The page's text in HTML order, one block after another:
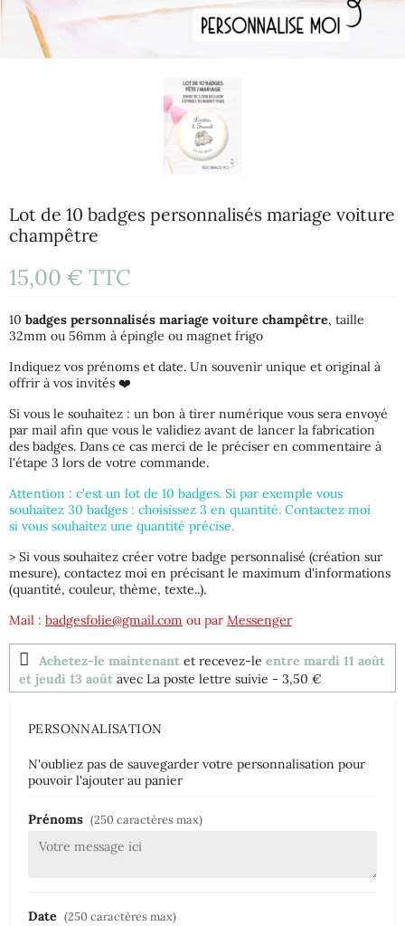
Lot de 10 badges personnalisés mariage voiture
champêtre
15,00 € TTC
10 badges personnalisés mariage voiture champêtre, taille
32mm ou 56mm à épingle ou magnet frigo
Indiquez vos prénoms et date. Un souvenir unique et original à
offrir à vos invités ❤️
Si vous le souhaitez : un bon à tirer numérique vous sera envoyé
par mail afin que vous le validiez avant de lancer la fabrication
des badges. Dans ce cas merci de le préciser en commentaire à
l'étape 3 lors de votre commande.
Attention : c'est un lot de 10 badges. Si par exemple vous
souhaitez 30 badges : choisissez 3 en quantité. Contactez moi
si vous souhaitez une quantité précise.
> Si vous souhaitez créer votre badge personnalisé (création sur
mesure), contactez moi en précisant le maximum d'informations
(quantité, couleur, thème, texte..).
Mail : badgesfolie@gmail.com ou par Messenger
Achetez-le maintenant et recevez-le entre mardi 11 août
et jeudi 13 août avec La poste lettre suivie - 3,50 €
PERSONNALISATION
N'oubliez pas de sauvegarder votre personnalisation pour
pouvoir l'ajouter au panier
Prénoms (250 caractères max)
Date (250 caractères max)